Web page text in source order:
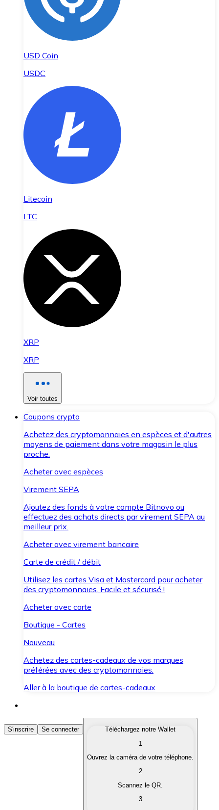
USD Coin
USDC
Litecoin
LTC
XRP
XRP
Voir toutes
Coupons crypto
Achetez des cryptomonnaies en espèces et d'autres
moyens de paiement dans votre magasin le plus
proche.
Acheter avec espèces
Virement SEPA
Ajoutez des fonds à votre compte Bitnovo ou
effectuez des achats directs par virement SEPA au
meilleur prix.
Acheter avec virement bancaire
Carte de crédit / débit
Utilisez les cartes Visa et Mastercard pour acheter
des cryptomonnaies. Facile et sécurisé !
Acheter avec carte
Boutique - Cartes
Nouveau
Achetez des cartes-cadeaux de vos marques
préférées avec des cryptomonnaies.
Aller à la boutique de cartes-cadeaux
Acheter des Cryptomonnaies
Achetez les cryptomonnaies qui vous intéressent
Convertissez vos cryptomonnaies en monnaie
S'inscrire Se connecter
Téléchargez notre Wallet
1
Ouvrez la caméra de votre téléphone.
2
Scannez le QR.
3